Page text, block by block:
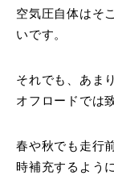
空気圧自体はそ
いです。
それでも、あま
オフロードでは
春や秋でも走行
時補充するよう